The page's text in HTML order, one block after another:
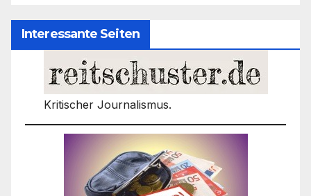
Interessante Seiten
Kritischer Journalismus.